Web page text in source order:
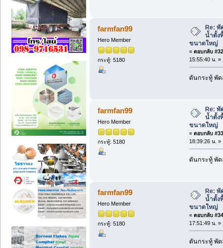
farmfan99
Hero Member
กระทู้: 5180
Re: พั
น้ำตั้ง
ขนาดใหญ่
« ตอบกลับ
15:55:40 น. »
ดันกระทู้ พั
farmfan99
Hero Member
กระทู้: 5180
Re: พั
น้ำตั้ง
ขนาดใหญ่
« ตอบกลับ
18:39:26 น. »
ดันกระทู้ พั
farmfan99
Hero Member
กระทู้: 5180
Re:
น้ำตั้ง
ขนาดใหญ่
« ตอบกลับ
17:51:49 น. »
ดันกระทู้ พั